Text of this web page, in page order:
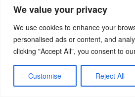
We value your privacy
We use cookies to enhance your
personalised ads or content, and
clicking "Accept All", you consent to
Customise Reject All
Welche Wirkstoffe ziehen
am zuverlässigsten an?
Du setzt am besten auf
Aromen wie Buchenholzteer, Mais
gezielt eingesetzten Synthetika.
über Geruch; Mais und fetthaltige